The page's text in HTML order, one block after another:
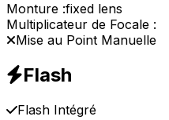
Monture :fixed lens
Multiplicateur de Focale :
Mise au Point Manuelle
Flash
Flash Intégré